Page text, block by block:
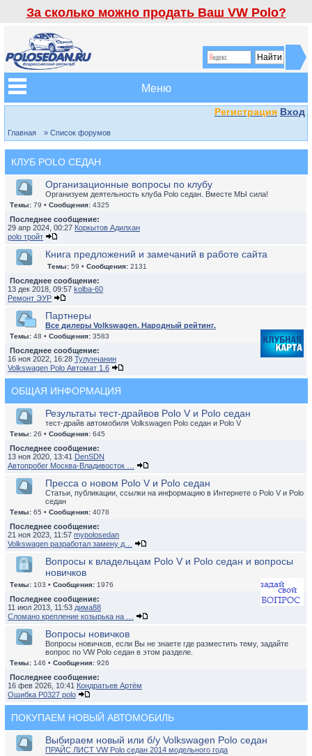
За сколько можно продать Ваш VW Polo?
Меню
Регистрация Вход
Главная » Список форумов
КЛУБ POLO СЕДАН
Организационные вопросы по клубу
Организуем деятельность клуба Polo седан. Вместе МЫ сила!
Темы: 79 • Сообщения: 4325
Последнее сообщение:
29 апр 2024, 00:27 Коркытов Адилхан
polo тройт
Книга предложений и замечаний в работе сайта
Темы: 59 • Сообщения: 2131
Последнее сообщение:
13 дек 2018, 09:57 kolba-60
Ремонт ЭУР
Партнеры
Все дилеры Volkswagen. Народный рейтинг.
Темы: 48 • Сообщения: 3583
Последнее сообщение:
16 ноя 2022, 16:28 Тулунчанин
Volkswagen Polo Автомат 1.6
ОБЩАЯ ИНФОРМАЦИЯ
Результаты тест-драйвов Polo V и Polo седан
тест-драйв автомобиля Volkswagen Polo седан и Polo V
Темы: 26 • Сообщения: 645
Последнее сообщение:
13 ноя 2020, 13:41 DenSDN
Автопробег Москва-Владивосток …
Пресса о новом Polo V и Polo седан
Статьи, публикации, ссылки на информацию в Интернете о Polo V и Polo
седан
Темы: 65 • Сообщения: 4078
Последнее сообщение:
21 ноя 2023, 11:57 mypolosedan
Volkswagen разработал замену д…
Вопросы к владельцам Polo V и Polo седан и вопросы
новичков
Темы: 103 • Сообщения: 1976
Последнее сообщение:
11 июл 2013, 11:53 дима88
Сломано крепление козырька на …
Вопросы новичков
Вопросы новичков, если Вы не знаете где разместить тему, задайте
вопрос по VW Polo седан в этом разделе.
Темы: 146 • Сообщения: 926
Последнее сообщение:
16 фев 2026, 10:41 Кондратьев Артём
Ошибка P0327 polo
ПОКУПАЕМ НОВЫЙ АВТОМОБИЛЬ
Выбираем новый или б/у Volkswagen Polo седан
ПРАЙС ЛИСТ VW Polo седан 2014 модельного года